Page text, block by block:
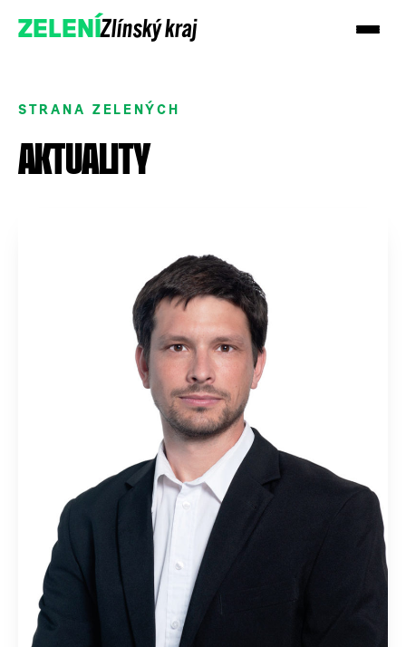
ZELENÍZlínský kraj
Podpořte nás
Přidejte se
STRANA ZELENÝCH
AKTUALITY